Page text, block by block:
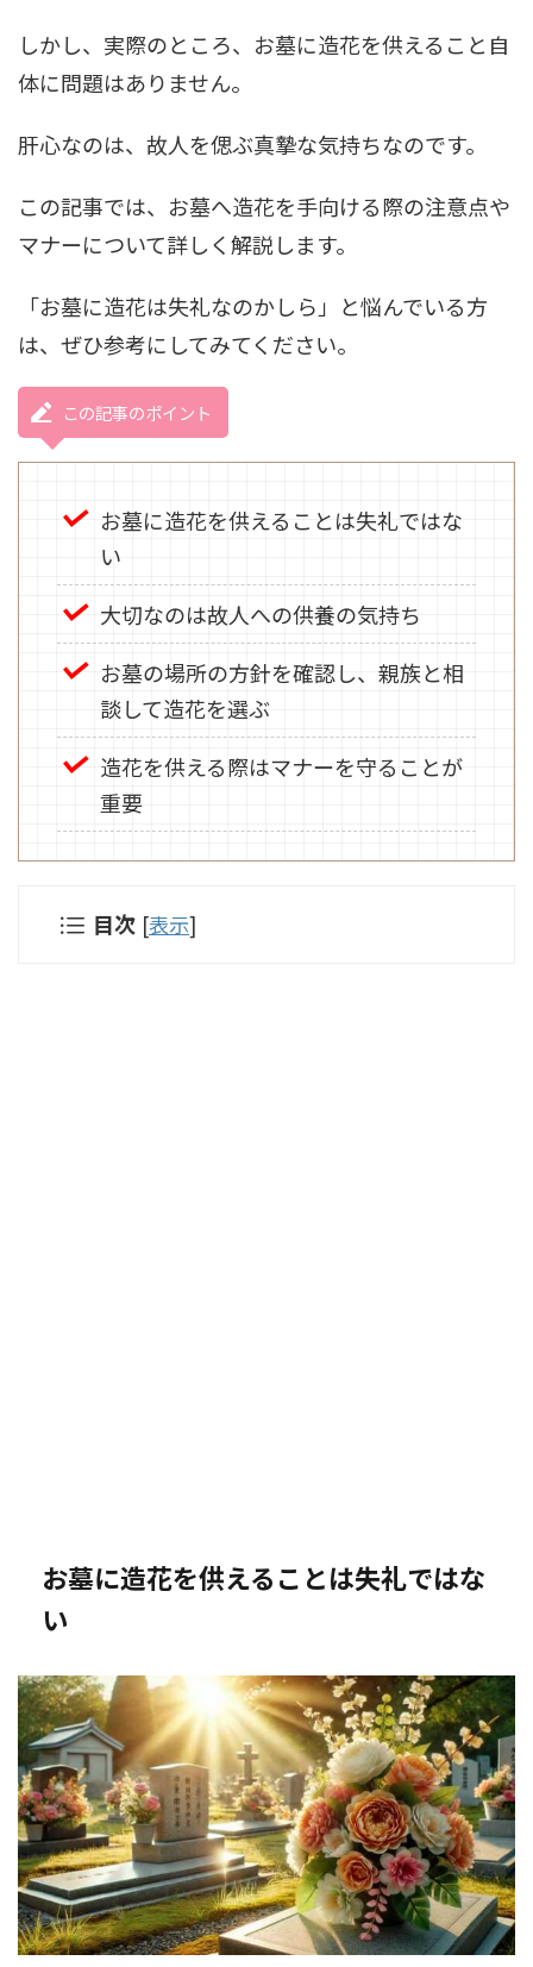
しかし、実際のところ、お墓に造花を供えること自
体に問題はありません。
肝心なのは、故人を偲ぶ真摯な気持ちなのです。
この記事では、お墓へ造花を手向ける際の注意点や
マナーについて詳しく解説します。
「お墓に造花は失礼なのかしら」と悩んでいる方
は、ぜひ参考にしてみてください。
この記事のポイント
お墓に造花を供えることは失礼ではな
い
大切なのは故人への供養の気持ち
お墓の場所の方針を確認し、親族と相
談して造花を選ぶ
造花を供える際はマナーを守ることが
重要
目次 [表示]
お墓に造花を供えることは失礼ではな
い